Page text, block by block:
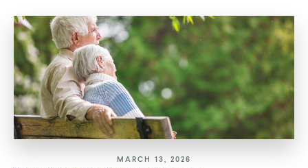
MARCH 13, 2026